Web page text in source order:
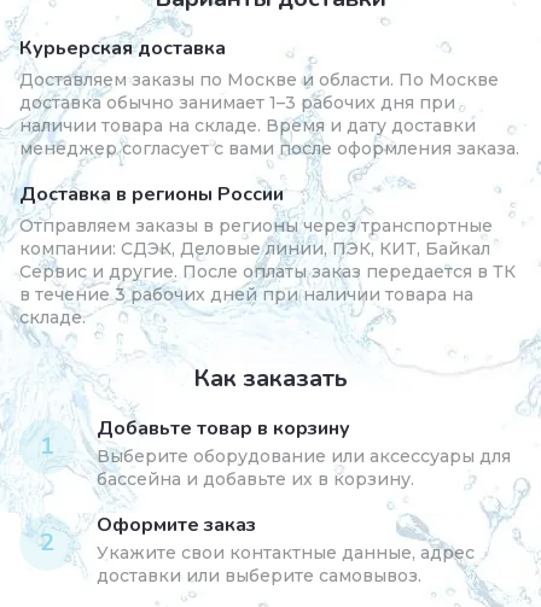
Курьерская доставка
Доставляем заказы по Москве и области. По Москве
доставка обычно занимает 1–3 рабочих дня при
наличии товара на складе. Время и дату доставки
менеджер согласует с вами после оформления заказа.
Доставка в регионы России
Отправляем заказы в регионы через транспортные
компании: СДЭК, Деловые линии, ПЭК, КИТ, Байкал
Сервис и другие. После оплаты заказ передается в ТК
в течение 3 рабочих дней при наличии товара на
складе.
Как заказать
1
Добавьте товар в корзину
Выберите оборудование или аксессуары для
бассейна и добавьте их в корзину.
2
Оформите заказ
Укажите свои контактные данные, адрес
доставки или выберите самовывоз.